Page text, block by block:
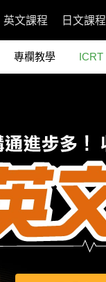
英文課程 日文課程
專欄教學 ICRT